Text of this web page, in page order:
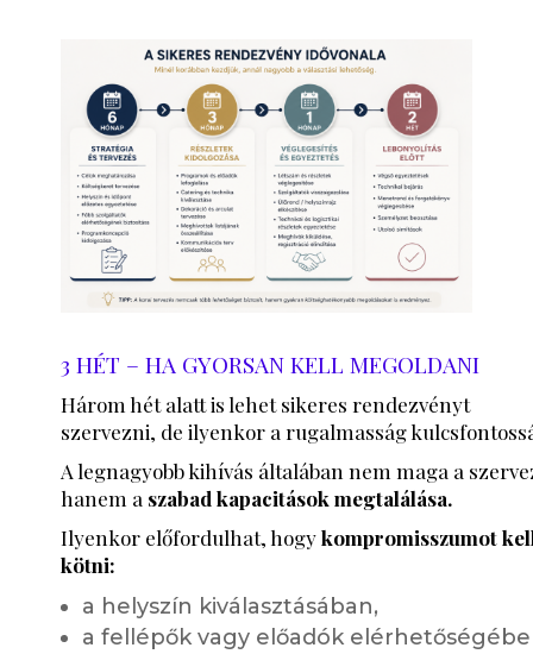
3 HÉT – HA GYORSAN KELL MEGOLDANI
Három hét alatt is lehet sikeres rendezvényt
szervezni, de ilyenkor a rugalmasság
A legnagyobb kihívás általában nem maga a
hanem a szabad kapacitások megtalálása.
Ilyenkor előfordulhat, hogykompromisszumot
kötni:
a helyszín kiválasztásában,
a fellépők vagy előadók